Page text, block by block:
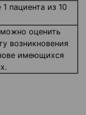
пациента из 10
оценить
возникновения
имеющихся